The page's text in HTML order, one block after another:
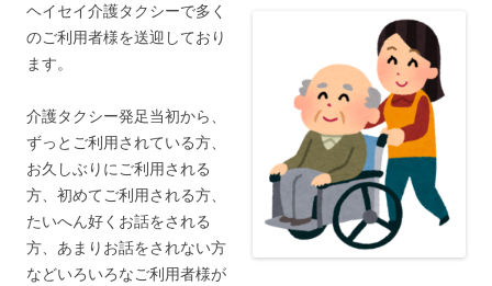
ヘイセイ介護タクシーで多く
のご利用者様を送迎しており
ます。
介護タクシー発足当初から、
ずっとご利用されている方、
お久しぶりにご利用される
方、初めてご利用される方、
たいへん好くお話をされる
方、あまりお話をされない方
などいろいろなご利用者様が